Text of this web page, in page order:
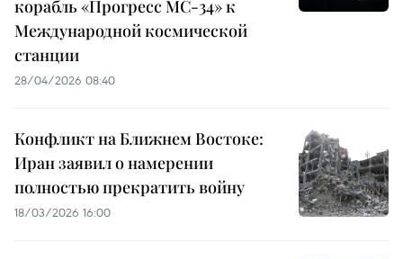
корабль «Прогресс МС-34» к
Международной космической
станции
28/04/2026 08:40
Конфликт на Ближнем Востоке:
Иран заявил о намерении
полностью прекратить войну
18/03/2026 16:00